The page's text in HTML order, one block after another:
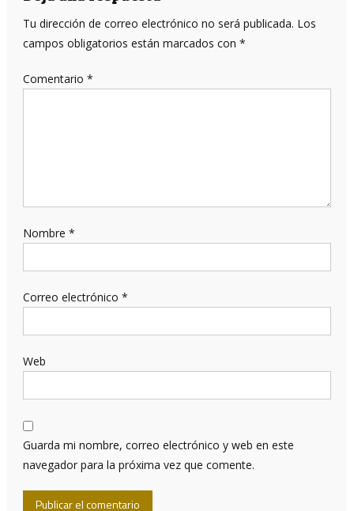
Tu dirección de correo electrónico no será publicada. Los
campos obligatorios están marcados con *
Comentario *
Nombre *
Correo electrónico *
Web
Guarda mi nombre, correo electrónico y web en este
navegador para la próxima vez que comente.